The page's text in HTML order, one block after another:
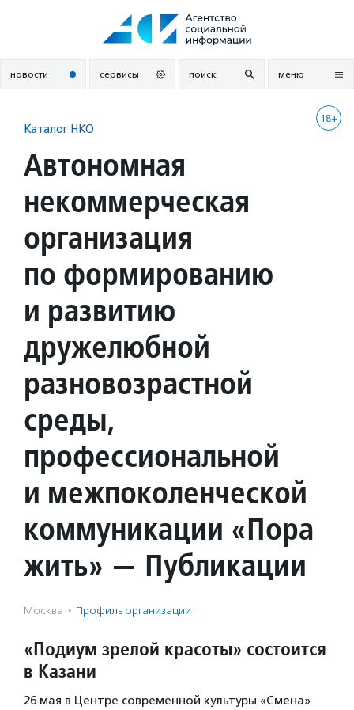
новости сервисы поиск меню
18+
Каталог НКО
Автономная
некоммерческая
организация
по формированию
и развитию
дружелюбной
разновозрастной
среды,
профессиональной
и межпоколенческой
коммуникации «Пора
жить» — Публикации
Москва · Профиль организации
«Подиум зрелой красоты» состоится
в Казани
26 мая в Центре современной культуры «Смена»